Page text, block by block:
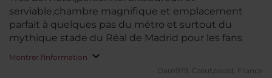
serviable,chambre magnifique et emplacement
parfait à quelques pas du métro et surtout du
mythique stade du Réal de Madrid pour les fans
Montrer l'information
Dam979. Creutzwald, France